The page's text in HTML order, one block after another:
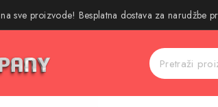
sve proizvode! Besplatna dostava za narudžbe